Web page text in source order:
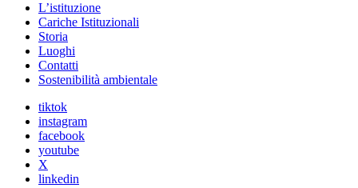
L’istituzione
Cariche Istituzionali
Storia
Luoghi
Contatti
Sostenibilità ambientale
tiktok
instagram
facebook
youtube
X
linkedin